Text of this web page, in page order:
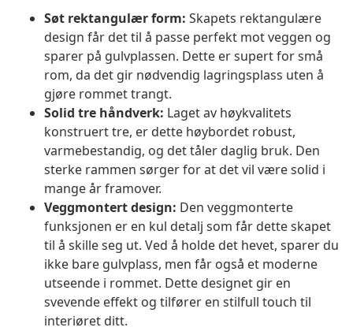
Søt rektangulær form: Skapets rektangulære
design får det til å passe perfekt mot veggen og
sparer på gulvplassen. Dette er supert for små
rom, da det gir nødvendig lagringsplass uten å
gjøre rommet trangt.
Solid tre håndverk: Laget av høykvalitets
konstruert tre, er dette høybordet robust,
varmebestandig, og det tåler daglig bruk. Den
sterke rammen sørger for at det vil være solid i
mange år framover.
Veggmontert design: Den veggmonterte
funksjonen er en kul detalj som får dette skapet
til å skille seg ut. Ved å holde det hevet, sparer du
ikke bare gulvplass, men får også et moderne
utseende i rommet. Dette designet gir en
svevende effekt og tilfører en stilfull touch til
interiøret ditt.